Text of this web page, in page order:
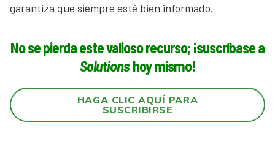
garantiza que siempre esté bien informado.
No se pierda este valioso recurso; ¡suscríbase a
Solutionshoy mismo!
HAGA CLIC AQUÍ PARA
SUSCRIBIRSE